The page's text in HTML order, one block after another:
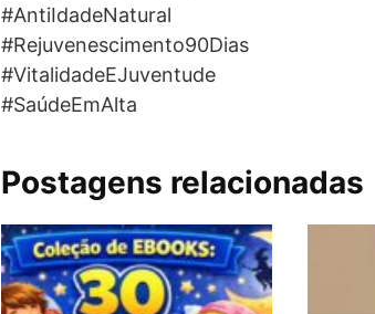
#AntiIdadeNatural
#Rejuvenescimento90Dias
#VitalidadeEJuventude
#SaúdeEmAlta
Postagens relacionadas